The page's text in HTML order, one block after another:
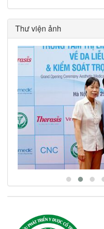
Thư viện ảnh